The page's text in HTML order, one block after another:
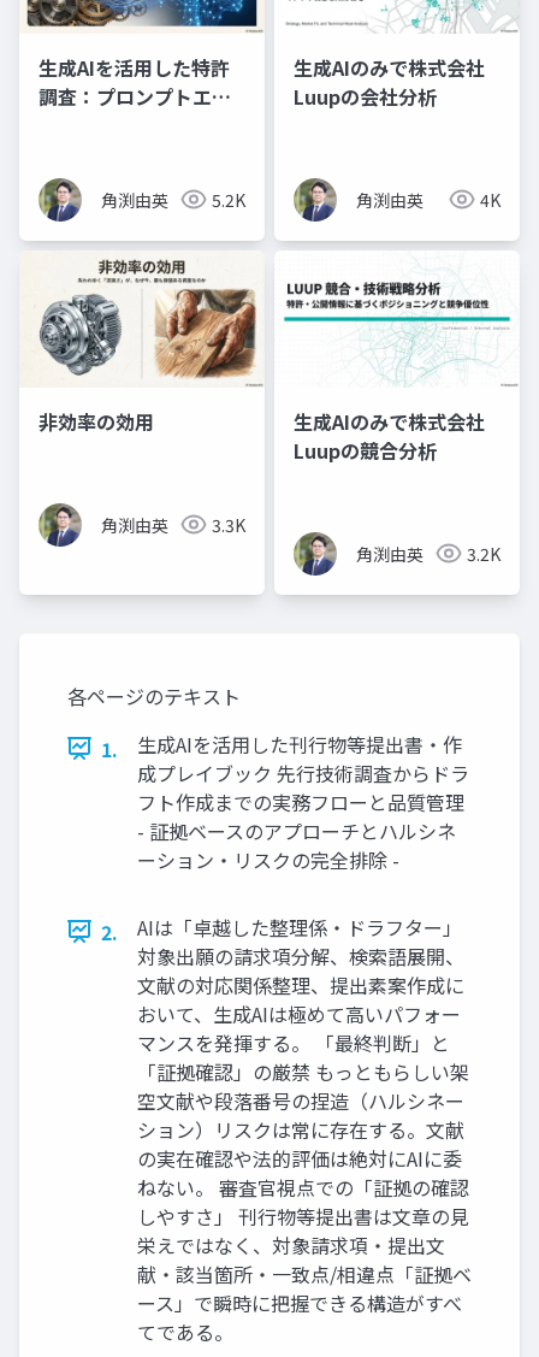
生成AIを活用した特許
調査：プロンプトエン
角渕由英 5.2K
生成AIのみで株式会社
Luupの会社分析
角渕由英 4K
非効率の効用
角渕由英 3.3K
生成AIのみで株式会社
Luupの競合分析
角渕由英 3.2K
各ページのテキスト
1.
生成AIを活用した刊行物等提出書・作
成プレイブック 先行技術調査からドラ
フト作成までの実務フローと品質管理
- 証拠ベースのアプローチとハルシネ
ーション・リスクの完全排除 -
2.
AIは「卓越した整理係・ドラフター」
対象出願の請求項分解、検索語展開、
文献の対応関係整理、提出素案作成に
おいて、生成AIは極めて高いパフォー
マンスを発揮する。 「最終判断」と
「証拠確認」の厳禁 もっともらしい架
空文献や段落番号の捏造（ハルシネー
ション）リスクは常に存在する。文献
の実在確認や法的評価は絶対にAIに委
ねない。 審査官視点での「証拠の確認
しやすさ」 刊行物等提出書は文章の見
栄えではなく、対象請求項・提出文
献・該当箇所・一致点/相違点「証拠ベ
ース」で瞬時に把握できる構造がすべ
てである。